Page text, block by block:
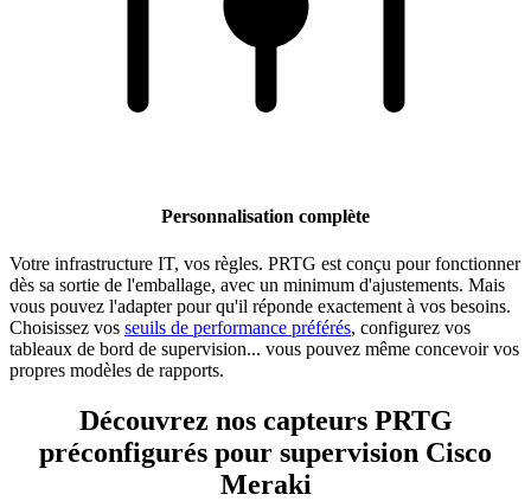
Personnalisation complète
Votre infrastructure IT, vos règles. PRTG est conçu pour fonctionner
dès sa sortie de l'emballage, avec un minimum d'ajustements. Mais
vous pouvez l'adapter pour qu'il réponde exactement à vos besoins.
Choisissez vos seuils de performance préférés, configurez vos
tableaux de bord de supervision... vous pouvez même concevoir vos
propres modèles de rapports.
Découvrez nos capteurs PRTG
préconfigurés pour supervision Cisco
Meraki